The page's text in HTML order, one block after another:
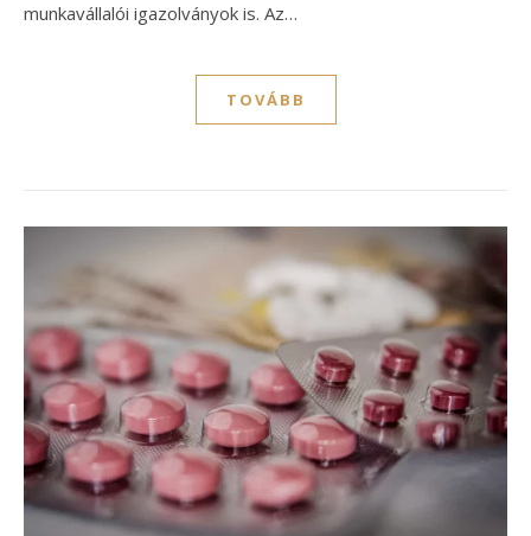
munkavállalói igazolványok is. Az…
TOVÁBB